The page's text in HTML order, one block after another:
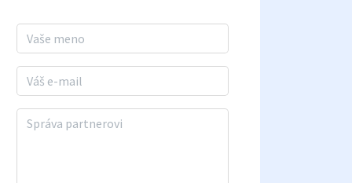
Meno a priezvisko
E-mail
Správa partnerovi